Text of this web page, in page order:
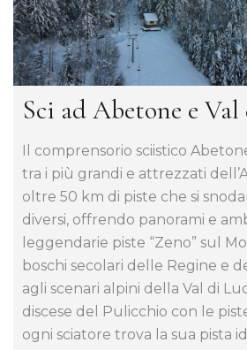
Sci ad Abetone e
Il comprensorio sciistico
tra i più grandi e attrezzati
oltre 50 km di piste che si
diversi, offrendo panorami e
leggendarie piste “Zeno” sul
boschi secolari delle Regine e
agli scenari alpini della Val di
discese del Pulicchio con le
ogni sciatore trova la sua pista